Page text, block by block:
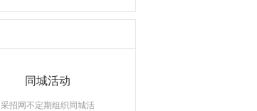
同城活动
采招网不定期组织同城活